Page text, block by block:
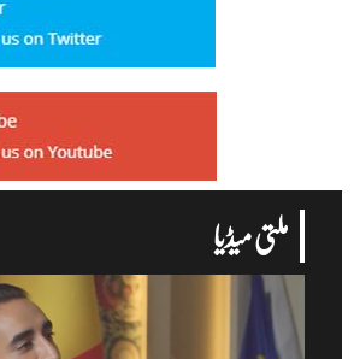
ملتی میڈیا